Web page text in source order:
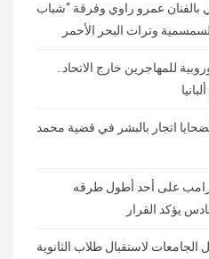
بالفنان عمرو راوي وفرقة “شباب
وتراث البحر الأحمر
للمهاجرين خارج الاتحاد..
اتجار بالبشر في قضية محمد
على أحد أطول طرقه
يؤكد القرار
الجامعات لاستقبال طلاب الثانوية